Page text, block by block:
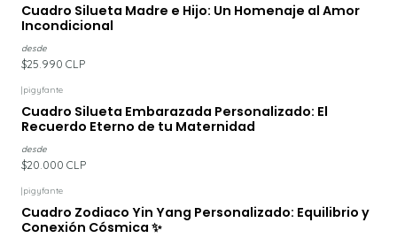
Cuadro Silueta Madre e Hijo: Un Homenaje al Amor
Incondicional
desde
$25.990 CLP
|pigyfante
Cuadro Silueta Embarazada Personalizado: El
Recuerdo Eterno de tu Maternidad
desde
$20.000 CLP
|pigyfante
Cuadro Zodiaco Yin Yang Personalizado: Equilibrio y
Conexión Cósmica ✨